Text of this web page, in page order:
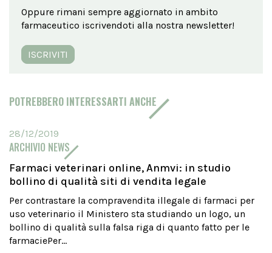
Oppure rimani sempre aggiornato in ambito
farmaceutico iscrivendoti alla nostra newsletter!
ISCRIVITI
POTREBBERO INTERESSARTI ANCHE
28/12/2019
ARCHIVIO NEWS
Farmaci veterinari online, Anmvi: in studio
bollino di qualità siti di vendita legale
Per contrastare la compravendita illegale di farmaci per
uso veterinario il Ministero sta studiando un logo, un
bollino di qualità sulla falsa riga di quanto fatto per le
farmaciePer...